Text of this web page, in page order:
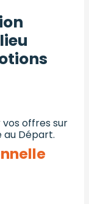
offres sur
au Départ.